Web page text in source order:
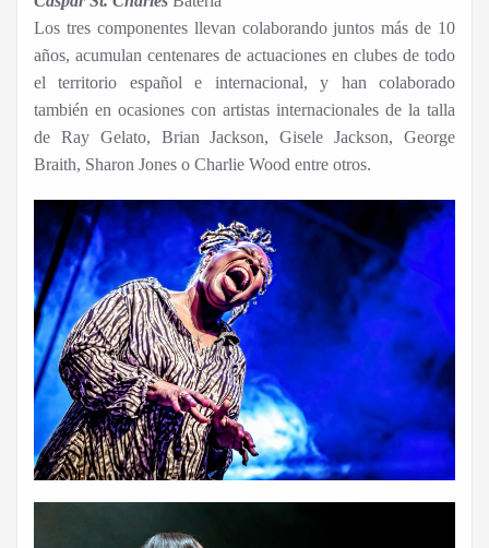
Los tres componentes llevan colaborando juntos más de 10
años, acumulan centenares de actuaciones en clubes de todo
el territorio español e internacional, y han colaborado
también en ocasiones con artistas internacionales de la talla
de Ray Gelato, Brian Jackson, Gisele Jackson, George
Braith, Sharon Jones o Charlie Wood entre otros.